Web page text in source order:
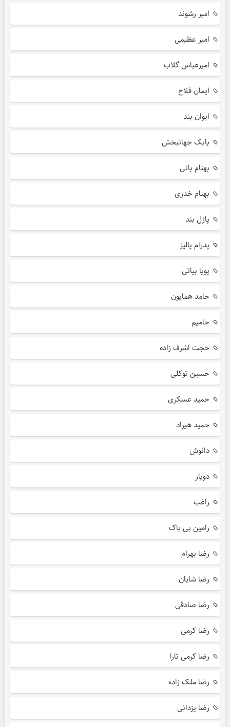
امیر رشوند
امیر عظیمی
امیرعباس گلاب
ایمان فلاح
ایوان بند
بابک جهانبخش
بهنام بانی
بهنام خدری
پازل بند
پدرام پالیز
پویا بیاتی
حامد همایون
حامیم
حجت اشرف زاده
حسین توکلی
حمید عسکری
حمید هیراد
دانوش
دویار
راغب
رامین بی باک
رضا بهرام
رضا شایان
رضا صادقی
رضا کرمی
رضا کرمی تارا
رضا ملک زاده
رضا یزدانی